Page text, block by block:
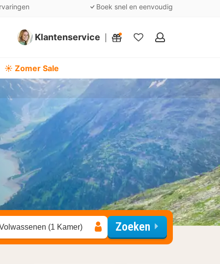
Boek snel en eenvoudig
Klantenservice
Mijn
☀️ Zomer Sale
(1 Kamer) Zoeken